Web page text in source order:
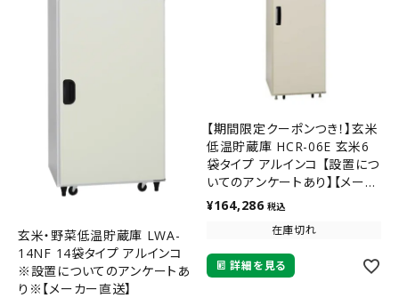
玄米・野菜低温貯蔵庫 LWA-
14NF 14袋タイプ アルインコ
※設置についてのアンケートあ
り※【メーカー直送】
【期間限定クーポンつき！】玄米
低温貯蔵庫 HCR-06E 玄米6
袋タイプ アルインコ 【設置につ
いてのアンケートあり】【メーカ
ー直送】
¥164,286 税込
在庫切れ
詳細を見る